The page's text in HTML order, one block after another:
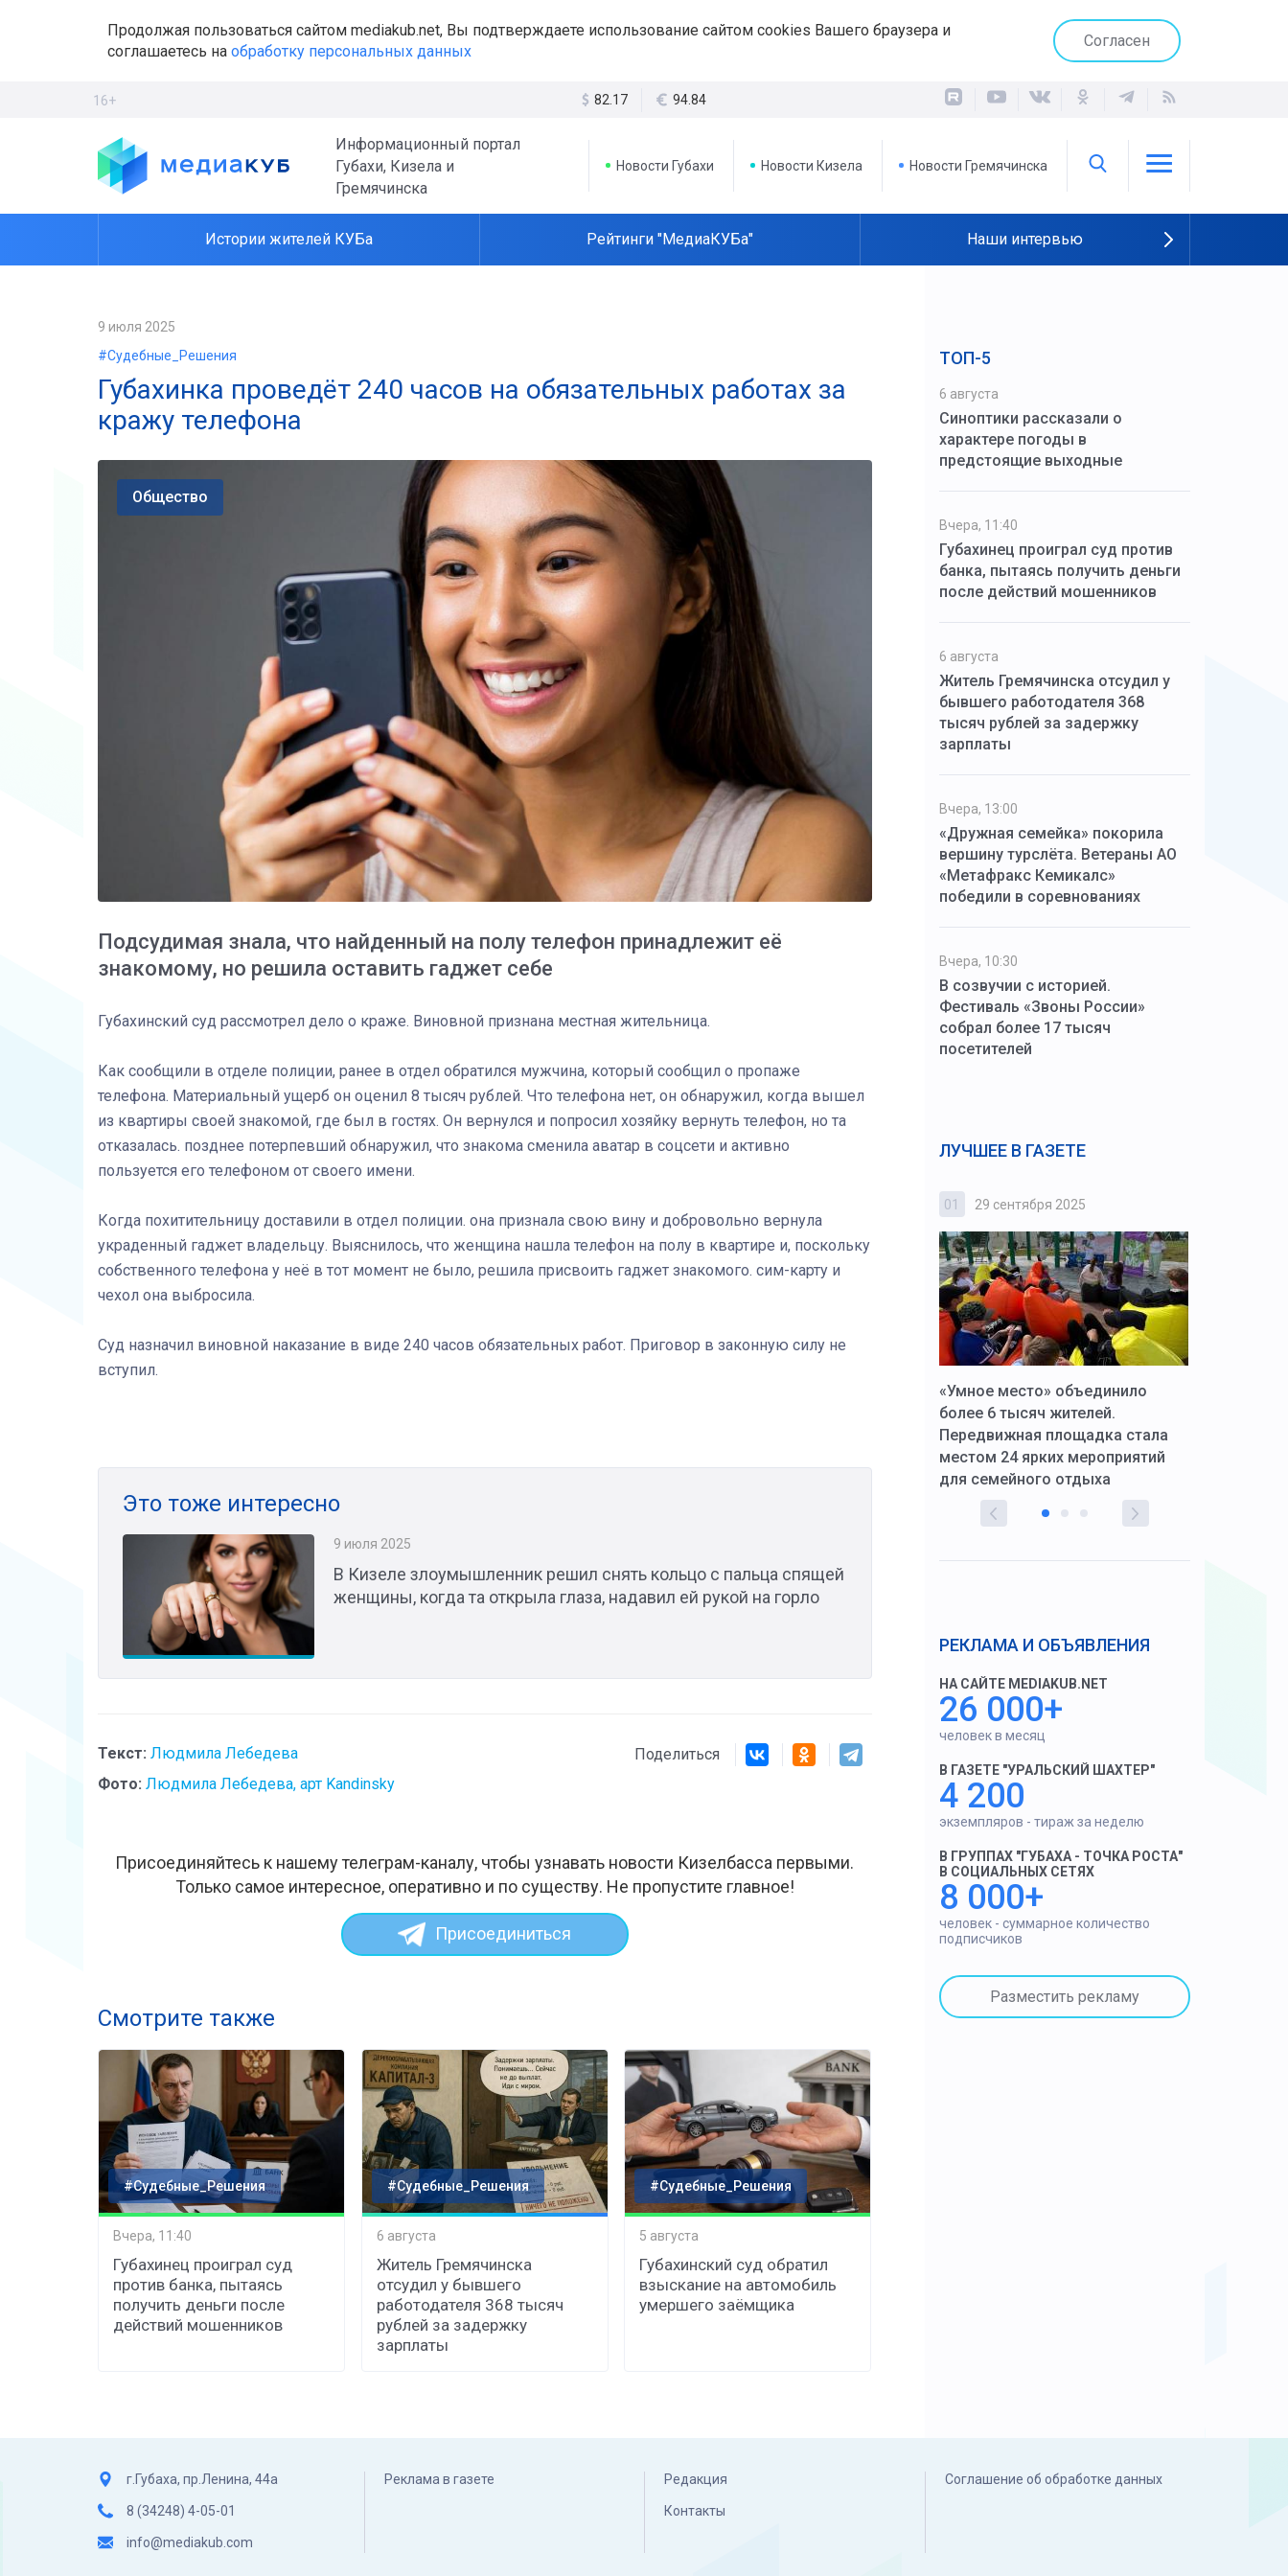
Продолжая пользоваться сайтом mediakub.net, Вы подтверждаете использование сайтом cookies Вашего браузера и
соглашаетесь на обработку персональных данных
Согласен
16+ 82.17 94.84
Информационный портал
Губахи, Кизела и
Гремячинска
Новости Губахи Новости Кизела Новости Гремячинска
Истории жителей КУБа Рейтинги "МедиаКУБа" Наши интервью
9 июля 2025
#Судебные_Решения
Губахинка проведёт 240 часов на обязательных работах за
кражу телефона
Общество
Подсудимая знала, что найденный на полу телефон принадлежит её
знакомому, но решила оставить гаджет себе
Губахинский суд рассмотрел дело о краже. Виновной признана местная жительница.
Как сообщили в отделе полиции, ранее в отдел обратился мужчина, который сообщил о пропаже
телефона. Материальный ущерб он оценил 8 тысяч рублей. Что телефона нет, он обнаружил, когда вышел
из квартиры своей знакомой, где был в гостях. Он вернулся и попросил хозяйку вернуть телефон, но та
отказалась. позднее потерпевший обнаружил, что знакома сменила аватар в соцсети и активно
пользуется его телефоном от своего имени.
Когда похитительницу доставили в отдел полиции. она признала свою вину и добровольно вернула
украденный гаджет владельцу. Выяснилось, что женщина нашла телефон на полу в квартире и, поскольку
собственного телефона у неё в тот момент не было, решила присвоить гаджет знакомого. сим-карту и
чехол она выбросила.
Суд назначил виновной наказание в виде 240 часов обязательных работ. Приговор в законную силу не
вступил.
Это тоже интересно
9 июля 2025
В Кизеле злоумышленник решил снять кольцо с пальца спящей
женщины, когда та открыла глаза, надавил ей рукой на горло
Текст: Людмила Лебедева
Фото: Людмила Лебедева, арт Kandinsky
Поделиться
Присоединяйтесь к нашему телеграм-каналу, чтобы узнавать новости Кизелбасса первыми.
Только самое интересное, оперативно и по существу. Не пропустите главное!
Присоединиться
Смотрите также
#Судебные_Решения
Вчера, 11:40
Губахинец проиграл суд
против банка, пытаясь
получить деньги после
действий мошенников
#Судебные_Решения
6 августа
Житель Гремячинска
отсудил у бывшего
работодателя 368 тысяч
рублей за задержку
зарплаты
#Судебные_Решения
5 августа
Губахинский суд обратил
взыскание на автомобиль
умершего заёмщика
ТОП-5
6 августа
Синоптики рассказали о
характере погоды в
предстоящие выходные
Вчера, 11:40
Губахинец проиграл суд против
банка, пытаясь получить деньги
после действий мошенников
6 августа
Житель Гремячинска отсудил у
бывшего работодателя 368
тысяч рублей за задержку
зарплаты
Вчера, 13:00
«Дружная семейка» покорила
вершину турслёта. Ветераны АО
«Метафракс Кемикалс»
победили в соревнованиях
Вчера, 10:30
В созвучии с историей.
Фестиваль «Звоны России»
собрал более 17 тысяч
посетителей
ЛУЧШЕЕ В ГАЗЕТЕ
01 29 сентября 2025
«Умное место» объединило
более 6 тысяч жителей.
Передвижная площадка стала
местом 24 ярких мероприятий
для семейного отдыха
РЕКЛАМА И ОБЪЯВЛЕНИЯ
НА САЙТЕ MEDIAKUB.NET
26 000+
человек в месяц
В ГАЗЕТЕ "УРАЛЬСКИЙ ШАХТЕР"
4 200
экземпляров - тираж за неделю
В ГРУППАХ "ГУБАХА - ТОЧКА РОСТА"
В СОЦИАЛЬНЫХ СЕТЯХ
8 000+
человек - суммарное количество
подписчиков
Разместить рекламу
г.Губаха, пр.Ленина, 44а
8 (34248) 4-05-01
info@mediakub.com
Реклама в газете Редакция
Контакты
Соглашение об обработке данных